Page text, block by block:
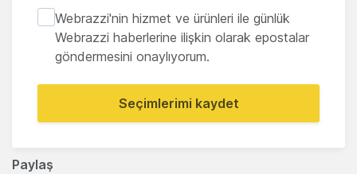
Paylaş
Webrazzi'nin hizmet ve ürünleri ile günlük
Webrazzi haberlerine ilişkin olarak epostalar
göndermesini onaylıyorum.
Seçimlerimi kaydet